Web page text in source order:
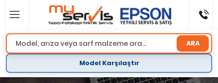
ARA
Model Karşılaştır